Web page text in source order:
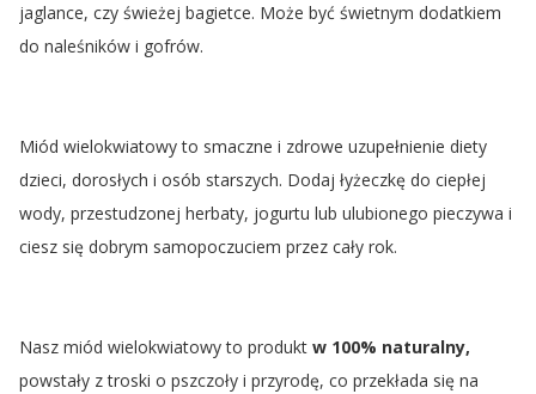
jaglance, czy świeżej bagietce. Może być świetnym dodatkiem
do naleśników i gofrów.
Miód wielokwiatowy to smaczne i zdrowe uzupełnienie diety
dzieci, dorosłych i osób starszych. Dodaj łyżeczkę do ciepłej
wody, przestudzonej herbaty, jogurtu lub ulubionego pieczywa i
ciesz się dobrym samopoczuciem przez cały rok.
Nasz miód wielokwiatowy to produkt w 100% naturalny,
powstały z troski o pszczoły i przyrodę, co przekłada się na